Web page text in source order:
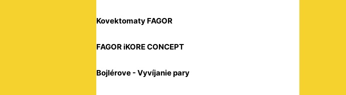
Kovektomaty FAGOR
FAGOR iKORE CONCEPT
Bojlérove - Vyvíjanie pary